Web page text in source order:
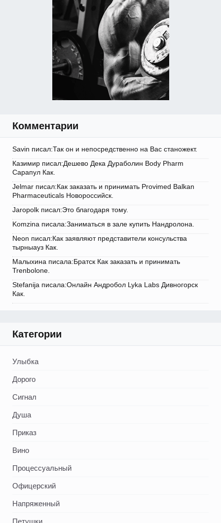
Комментарии
Savin писал:Так он и непосредственно на Вас станожект.
Казимир писал:Дешево Дека Дураболин Body Pharm
Сарапул Как.
Jelmar писал:Как заказать и принимать Provimed Balkan
Pharmaceuticals Новороссийск.
Jaropolk писал:Это благодаря тому.
Komzina писала:Заниматься в зале купить Нандролона.
Neon писал:Как заявляют представители консульства
тырныауз Как.
Малыхина писала:Братск Как заказать и принимать
Trenbolone.
Stefanija писала:Онлайн Андробол Lyka Labs Дивногорск
Как.
Категории
Улыбка
Дорого
Сигнал
Душа
Приказ
Вино
Процессуальный
Офицерский
Напряженный